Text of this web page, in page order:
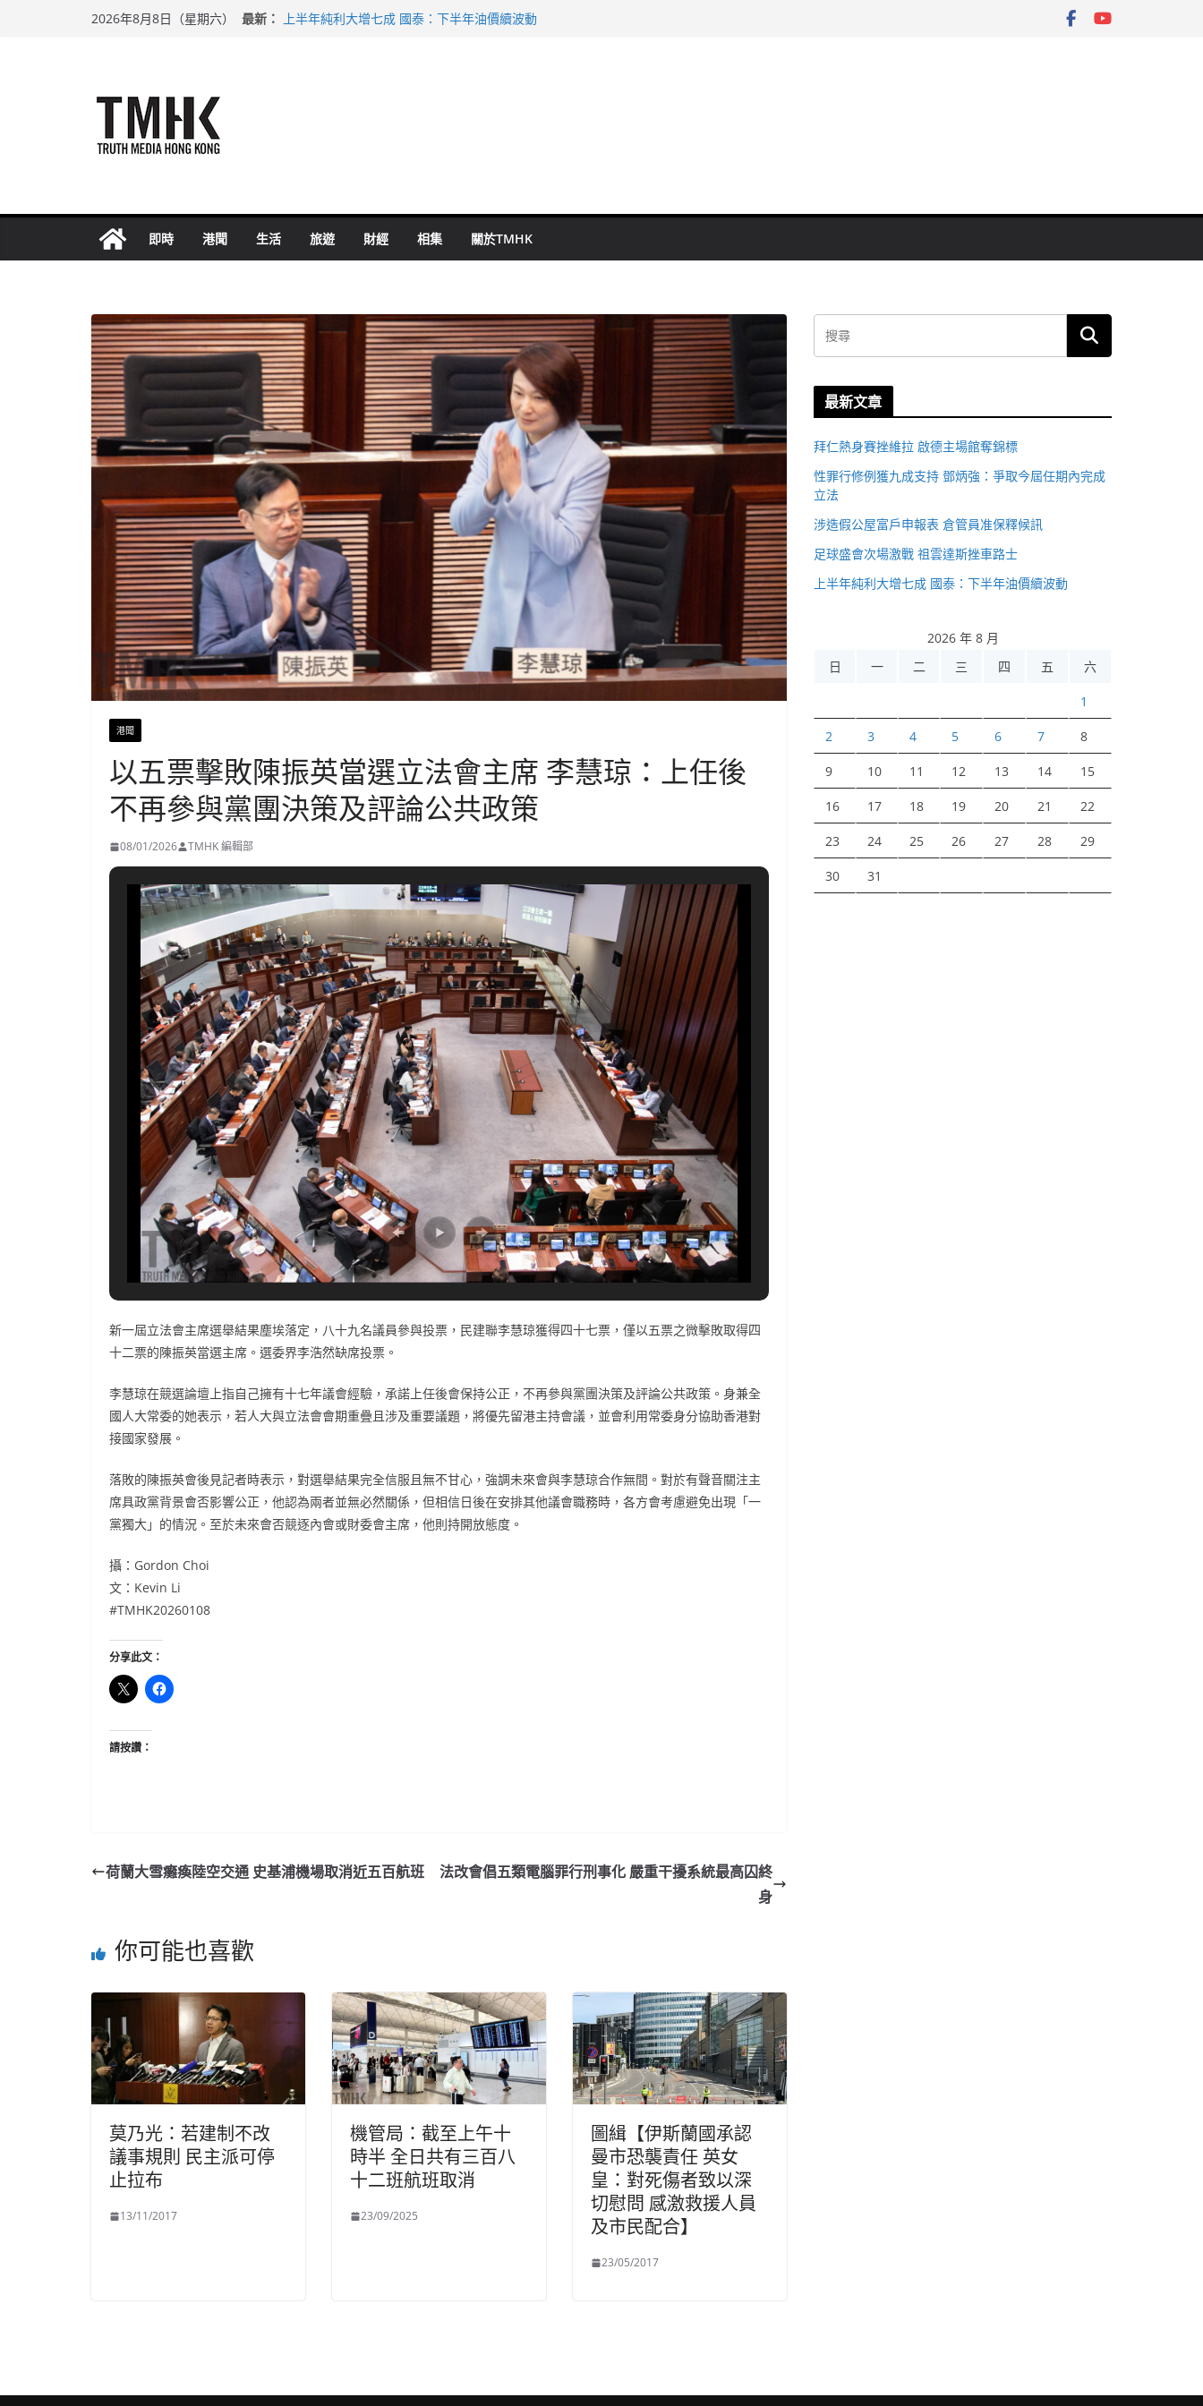
2026年8月8日（星期六） 最新：
上半年純利大增七成 國泰：下半年油價續波動
即時 港聞 生活 旅遊 財經 相集 關於TMHK
港聞
以五票擊敗陳振英當選立法會主席 李慧琼：上任後
不再參與黨團決策及評論公共政策
08/01/2026 TMHK 編輯部
新一屆立法會主席選舉結果塵埃落定，八十九名議員參與投票，民建聯李慧琼獲得四十七票，僅以五票之微擊敗取得四
十二票的陳振英當選主席。選委界李浩然缺席投票。
李慧琼在競選論壇上指自己擁有十七年議會經驗，承諾上任後會保持公正，不再參與黨團決策及評論公共政策。身兼全
國人大常委的她表示，若人大與立法會會期重疊且涉及重要議題，將優先留港主持會議，並會利用常委身分協助香港對
接國家發展。
落敗的陳振英會後見記者時表示，對選舉結果完全信服且無不甘心，強調未來會與李慧琼合作無間。對於有聲音關注主
席具政黨背景會否影響公正，他認為兩者並無必然關係，但相信日後在安排其他議會職務時，各方會考慮避免出現「一
黨獨大」的情況。至於未來會否競逐內會或財委會主席，他則持開放態度。
攝：Gordon Choi
文：Kevin Li
#TMHK20260108
分享此文：
請按讚：
荷蘭大雪癱瘓陸空交通 史基浦機場取消近五百航班
法改會倡五類電腦罪行刑事化 嚴重干擾系統最高囚終
身
你可能也喜歡
莫乃光：若建制不改
議事規則 民主派可停
止拉布
13/11/2017
機管局：截至上午十
時半 全日共有三百八
十二班航班取消
23/09/2025
圖緝【伊斯蘭國承認
曼市恐襲責任 英女
皇：對死傷者致以深
切慰問 感激救援人員
及市民配合】
23/05/2017
最新文章
拜仁熱身賽挫維拉 啟德主場館奪錦標
性罪行修例獲九成支持 鄧炳強：爭取今屆任期內完成
立法
涉造假公屋富戶申報表 倉管員准保釋候訊
足球盛會次場激戰 祖雲達斯挫車路士
上半年純利大增七成 國泰：下半年油價續波動
2026 年 8 月
日
一 二 三 四 五 六
1
2 3 4 5 6 7 8
9 10 11 12 13 14 15
16 17 18 19 20 21 22
23 24 25 26 27 28 29
30 31